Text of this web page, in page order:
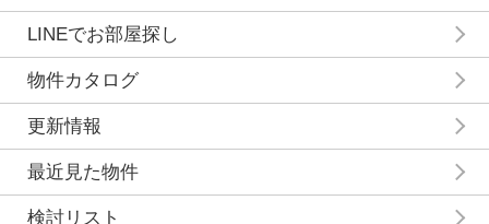
LINEでお部屋探し
物件カタログ
更新情報
最近見た物件
検討リスト